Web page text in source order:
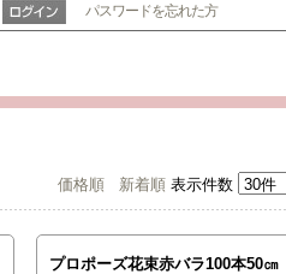
パスワードを忘れた方
価格順 新着順 表示件数
プロポーズ花束赤バラ100本50㎝